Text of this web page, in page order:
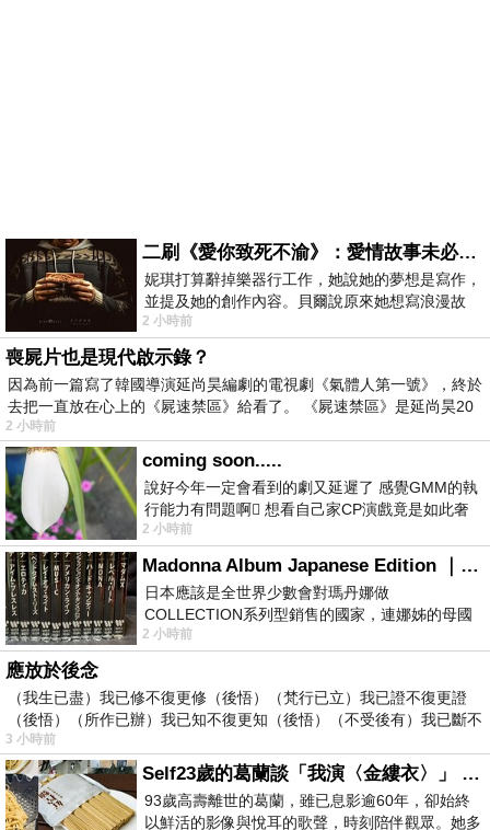
二刷《愛你致死不渝》：愛情故事未必是浪漫故事
妮琪打算辭掉樂器行工作，她說她的夢想是寫作，
並提及她的創作內容。貝爾說原來她想寫浪漫故
事，妮琪回應：「不是浪漫故事，是愛情
2 小時前
喪屍片也是現代啟示錄？
因為前一篇寫了韓國導演延尚昊編劇的電視劇《氣體人第一號》，終於
去把一直放在心上的《屍速禁區》給看了。 《屍速禁區》是延尚昊20
2 小時前
coming soon.....
說好今年一定會看到的劇又延遲了 感覺GMM的執
行能力有問題啊🫩 想看自己家CP演戲竟是如此奢
侈的事 GMM你說看看啊😑 先把劇放
2 小時前
Madonna Album Japanese Edition ｜瑪丹娜專輯們2026年日本版重發系列
日本應該是全世界少數會對瑪丹娜做
COLLECTION系列型銷售的國家，連娜姊的母國
美國都沒對她這樣過，這全拜在他們到現在唱片
2 小時前
應放於後念
（我生已盡）我已修不復更修（後悟）（梵行已立）我已證不復更證
（後悟）（所作已辦）我已知不復更知（後悟）（不受後有）我已斷不
復
3 小時前
Self23歲的葛蘭談「我演〈金縷衣〉」 #戀上老電影 #粟子 #葛蘭
93歲高壽離世的葛蘭，雖已息影逾60年，卻始終
以鮮活的影像與悅耳的歌聲，時刻陪伴觀眾。她多